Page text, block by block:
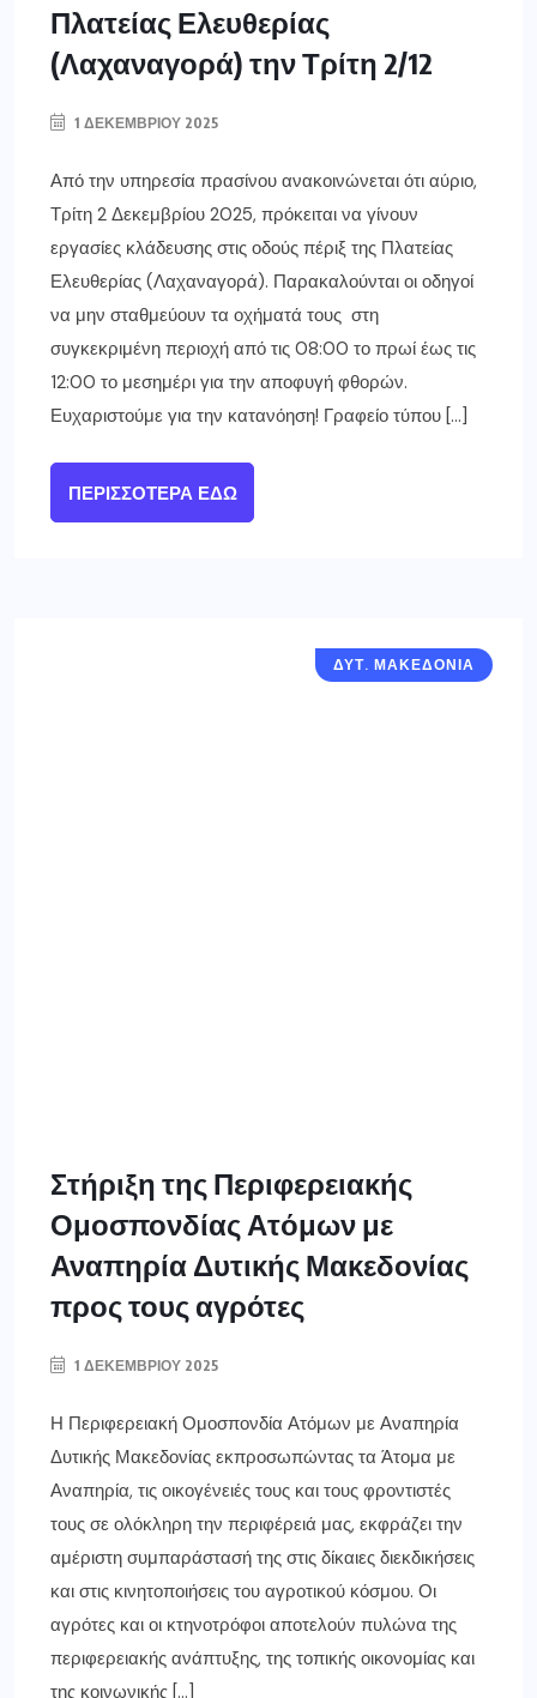
Πλατείας Ελευθερίας
(Λαχαναγορά) την Τρίτη 2/12
1 ΔΕΚΕΜΒΡΊΟΥ 2025
Από την υπηρεσία πρασίνου ανακοινώνεται ότι αύριο,
Τρίτη 2 Δεκεμβρίου 2025, πρόκειται να γίνουν
εργασίες κλάδευσης στις οδούς πέριξ της Πλατείας
Ελευθερίας (Λαχαναγορά). Παρακαλούνται οι οδηγοί
να μην σταθμεύουν τα οχήματά τους στη
συγκεκριμένη περιοχή από τις 08:00 το πρωί έως τις
12:00 το μεσημέρι για την αποφυγή φθορών.
Ευχαριστούμε για την κατανόηση! Γραφείο τύπου […]
ΠΕΡΙΣΣΌΤΕΡΑ ΕΔΏ
ΔΥΤ. ΜΑΚΕΔΟΝΙΑ
Στήριξη της Περιφερειακής
Ομοσπονδίας Ατόμων με
Αναπηρία Δυτικής Μακεδονίας
προς τους αγρότες
1 ΔΕΚΕΜΒΡΊΟΥ 2025
Η Περιφερειακή Ομοσπονδία Ατόμων με Αναπηρία
Δυτικής Μακεδονίας εκπροσωπώντας τα Άτομα με
Αναπηρία, τις οικογένειές τους και τους φροντιστές
τους σε ολόκληρη την περιφέρειά μας, εκφράζει την
αμέριστη συμπαράστασή της στις δίκαιες διεκδικήσεις
και στις κινητοποιήσεις του αγροτικού κόσμου. Οι
αγρότες και οι κτηνοτρόφοι αποτελούν πυλώνα της
περιφερειακής ανάπτυξης, της τοπικής οικονομίας και
της κοινωνικής […]